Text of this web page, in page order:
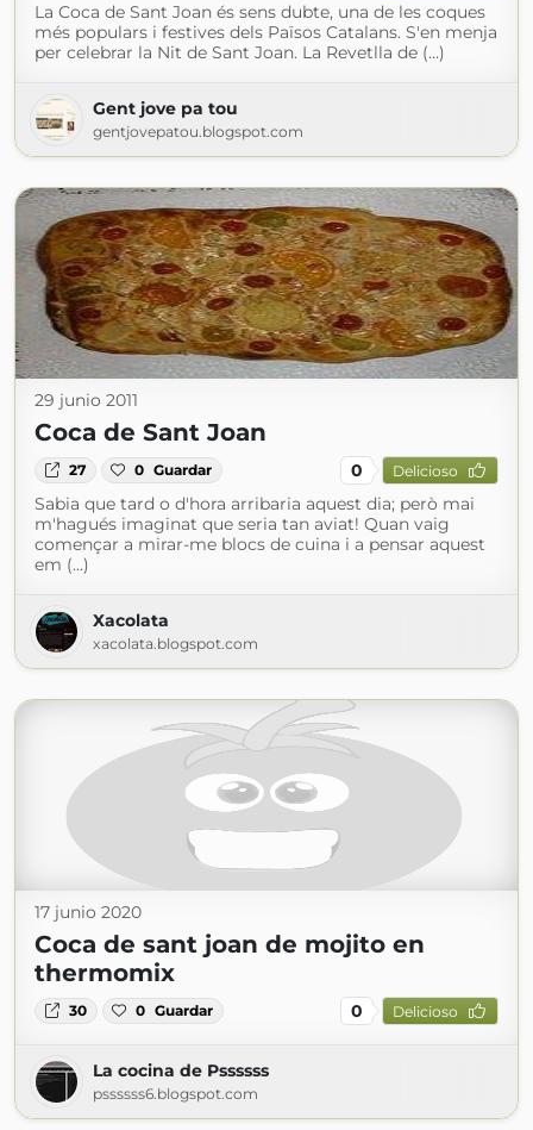
La Coca de Sant Joan és sens dubte, una de les coques
més populars i festives dels Països Catalans. S'en menja
per celebrar la Nit de Sant Joan. La Revetlla de (...)
Gent jove pa tou
gentjovepatou.blogspot.com
29 junio 2011
Coca de Sant Joan
27 0 Guardar 0 Delicioso
Sabia que tard o d'hora arribaria aquest dia; però mai
m'hagués imaginat que seria tan aviat! Quan vaig
començar a mirar-me blocs de cuina i a pensar aquest
em (...)
Xacolata
xacolata.blogspot.com
17 junio 2020
Coca de sant joan de mojito en
thermomix
30 0 Guardar 0 Delicioso
La cocina de Pssssss
pssssss6.blogspot.com